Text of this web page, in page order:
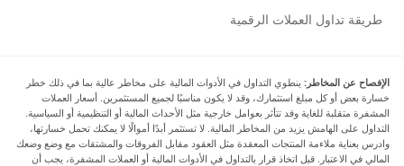
طريقة تداول العملات الرقمية
الإفصاح عن المخاطر: ينطوي التداول في الأدوات المالية على مخاطر عالية بما في ذلك خطر
خسارة بعض أو كل مبلغ استثمارك، وقد لا يكون مناسبًا لجميع المستثمرين. أسعار العملات
المشفرة متقلبة للغاية وقد تتأثر بعوامل خارجية مثل الأحداث المالية أو التنظيمية أو السياسية.
التداول على الهامش يزيد من المخاطر المالية. لا تستثمر أبدًا أموالًا لا يمكنك تحمل خسارتها،
وادرس بعناية ملاءمة المنتجات المعقدة مثل العقود مقابل الفروقات والمشتقات مع وضع وضعك
المالي في الاعتبار. قبل اتخاذ قرار بالتداول في الأدوات المالية أو العملات المشفرة، يجب أن